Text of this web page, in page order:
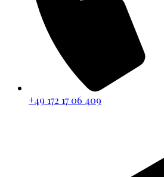
+49 172 17 06 409